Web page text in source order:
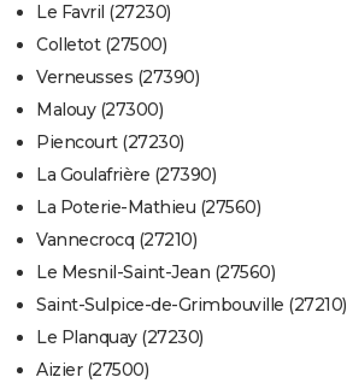
Le Favril (27230)
Colletot (27500)
Verneusses (27390)
Malouy (27300)
Piencourt (27230)
La Goulafrière (27390)
La Poterie-Mathieu (27560)
Vannecrocq (27210)
Le Mesnil-Saint-Jean (27560)
Saint-Sulpice-de-Grimbouville (27210)
Le Planquay (27230)
Aizier (27500)